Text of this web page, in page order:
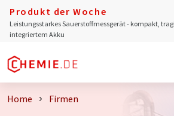
Produkt der Woche
Leistungsstarkes Sauerstoffmessgerät - kompakt,
integriertem Akku
Home Firmen